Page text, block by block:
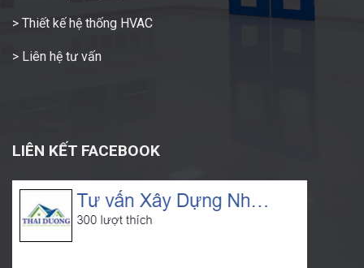
> Thiết kế hệ thống HVAC
> Liên hệ tư vấn
LIÊN KẾT FACEBOOK